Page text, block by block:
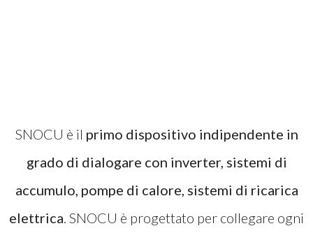
SNOCU è il primo dispositivo indipendente in
grado di dialogare con inverter, sistemi di
accumulo, pompe di calore, sistemi di ricarica
elettrica . SNOCU è progettato per collegare ogni